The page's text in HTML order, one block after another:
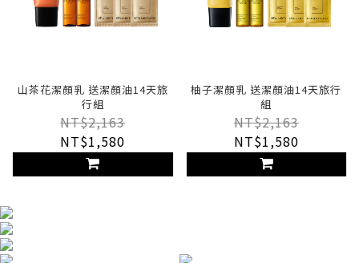
山茶花潔顏乳 送潔顏油14天旅
行組
NT$2,163
NT$1,580
柚子潔顏乳 送潔顏油14天旅行
組
NT$2,163
NT$1,580